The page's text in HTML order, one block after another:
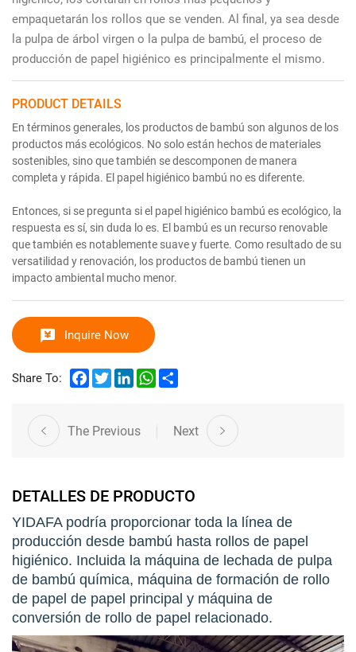
empaquetarán los rollos que se venden. Al final, ya sea desde
la pulpa de árbol virgen o la pulpa de bambú, el proceso de
producción de papel higiénico es principalmente el mismo.
PRODUCT DETAILS
En términos generales, los productos de bambú son algunos de los
productos más ecológicos. No solo están hechos de materiales
sostenibles, sino que también se descomponen de manera
completa y rápida. El papel higiénico bambú no es diferente.
Entonces, si se pregunta si el papel higiénico bambú es ecológico, la
respuesta es sí, sin duda lo es. El bambú es un recurso renovable
que también es notablemente suave y fuerte. Como resultado de su
versatilidad y renovación, los productos de bambú tienen un
impacto ambiental mucho menor.
Inquire Now
Share To: Facebook
TwitterLinkedInWhatsApp
The Previous Next
DETALLES DE PRODUCTO
YIDAFA podría proporcionar toda la línea de
producción desde bambú hasta rollos de papel
higiénico. Incluida la máquina de lechada de pulpa
de bambú química, máquina de formación de rollo
de papel de papel principal y máquina de
conversión de rollo de papel relacionado.